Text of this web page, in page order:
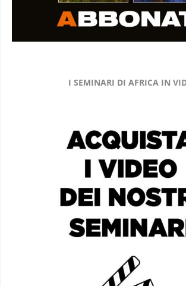
I SEMINARI DI AFRICA IN